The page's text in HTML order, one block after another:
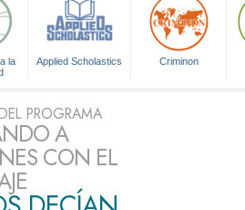
la
Applied Scholastics Criminon
PROGRAMA
A
CON EL